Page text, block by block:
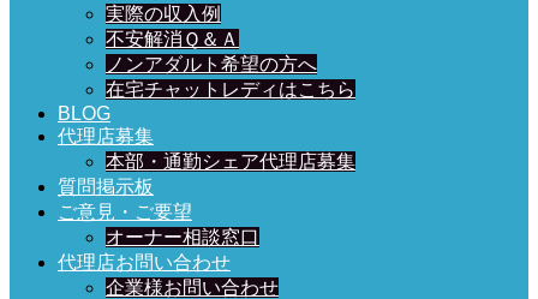
実際の収入例
不安解消Ｑ＆Ａ
ノンアダルト希望の方へ
在宅チャットレディはこちら
BLOG
代理店募集
本部・通勤シェア代理店募集
質問掲示板
ご意見・ご要望
オーナー相談窓口
代理店お問い合わせ
企業様お問い合わせ